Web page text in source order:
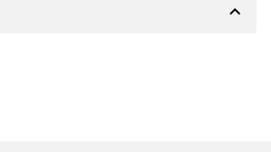
Der Inhaber wird Ihnen
expand_less